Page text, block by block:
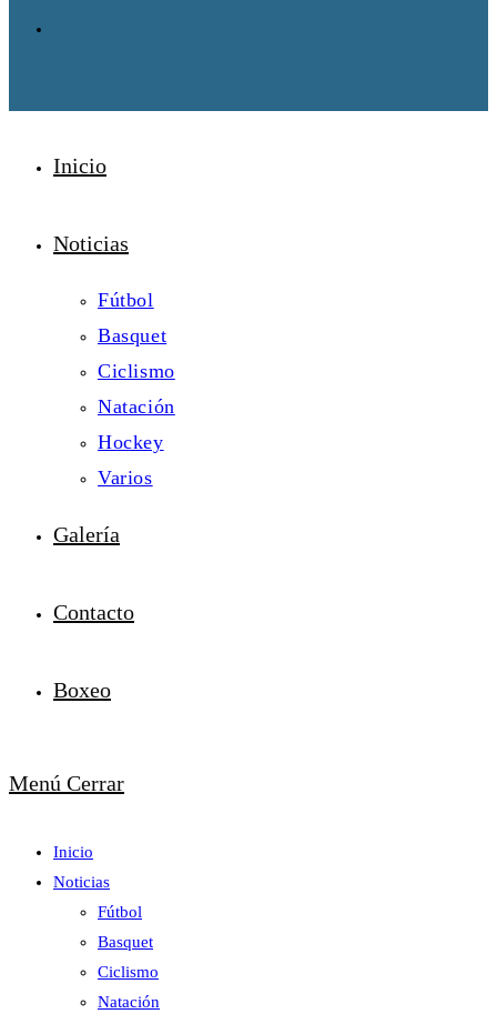
Inicio
Noticias
Fútbol
Basquet
Ciclismo
Natación
Hockey
Varios
Galería
Contacto
Boxeo
Menú Cerrar
Inicio
Noticias
Fútbol
Basquet
Ciclismo
Natación